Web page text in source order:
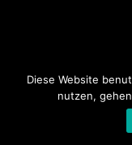
Diese Website
nutzen,